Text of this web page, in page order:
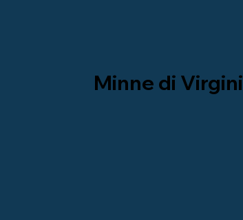
Minne di Virgini